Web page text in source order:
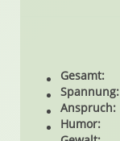
Gesamt:
Spannung:
Anspruch:
Humor: